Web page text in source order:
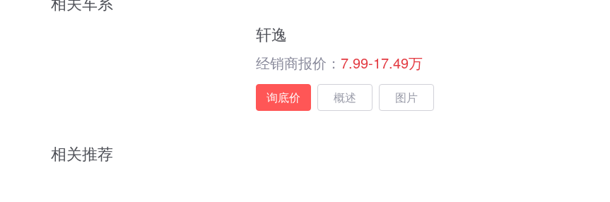
轩逸
经销商报价： 7.99-17.49万
询底价 概述 图片
相关推荐